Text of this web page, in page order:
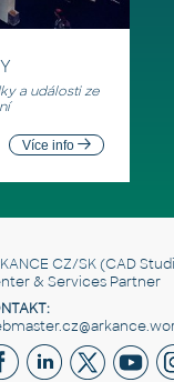
a události ze
Více info
CZ/SK(CAD
& Services Partner